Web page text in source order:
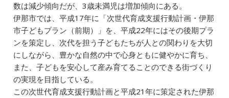
数は減少傾向だが、3歳未満児は増加傾向にある。
伊那市では、平成17年に「次世代育成支援行動計画・伊那
市子どもプラン（前期）」を、平成22年にはその後期プラ
ンを策定し、次代を担う子どもたちが人との関わりを大切
にしながら、豊かな自然の中で心身ともに健やかに育ち、
また、子どもを安心して産み育てることのできる街づくり
の実現を目指している。
この次世代育成支援行動計画と平成21年に策定された伊那